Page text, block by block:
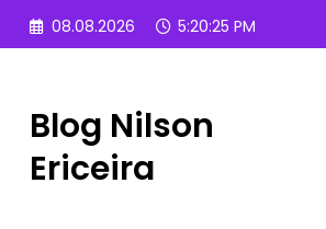
Pular
para
08.08.2026 5:20:27 PM
Blog Nilson
Ericeira